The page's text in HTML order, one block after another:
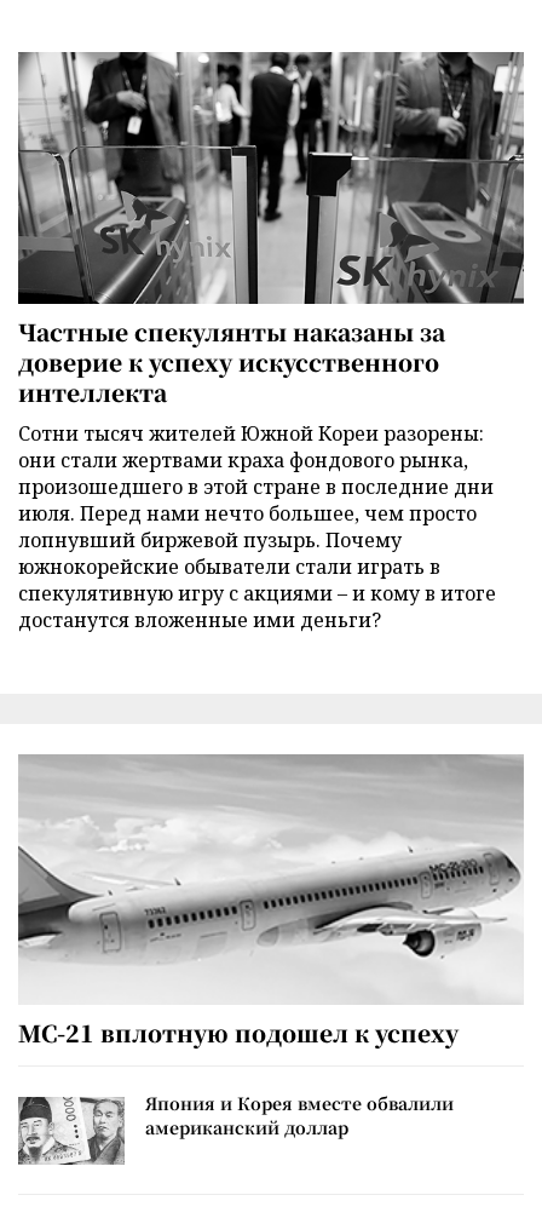
Частные спекулянты наказаны за
доверие к успеху искусственного
интеллекта
Сотни тысяч жителей Южной Кореи разорены:
они стали жертвами краха фондового рынка,
произошедшего в этой стране в последние дни
июля. Перед нами нечто большее, чем просто
лопнувший биржевой пузырь. Почему
южнокорейские обыватели стали играть в
спекулятивную игру с акциями – и кому в итоге
достанутся вложенные ими деньги?
МС-21 вплотную подошел к успеху
Япония и Корея вместе обвалили
американский доллар